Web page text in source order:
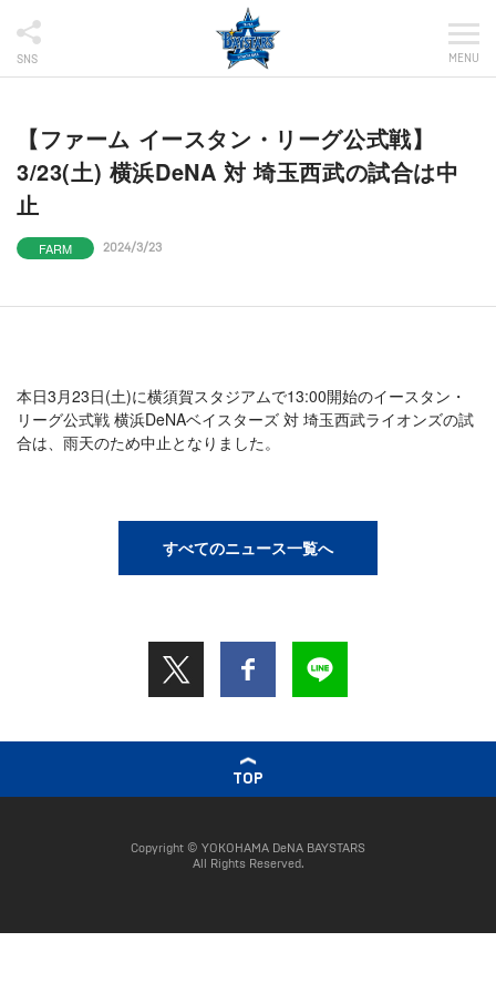
SNS MENU
【ファーム イースタン・リーグ公式戦】
3/23(土) 横浜DeNA 対 埼玉西武の試合は中
止
FARM 2024/3/23
本日3月23日(土)に横須賀スタジアムで13:00開始のイースタン・
リーグ公式戦 横浜DeNAベイスターズ 対 埼玉西武ライオンズの試
合は、雨天のため中止となりました。
すべてのニュース一覧へ
TOP
Copyright © YOKOHAMA DeNA BAYSTARS
All Rights Reserved.